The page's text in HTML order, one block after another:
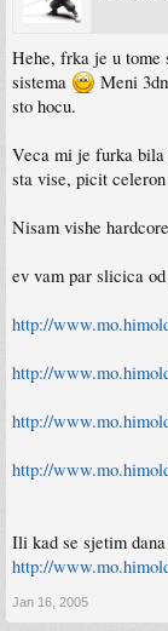
Hehe, frka je u
sistema
Meni
sto hocu.
Veca mi je furka bila
sta vise, picit
Nisam vishe hardcore
ev vam par slicica
http://
http://
http://
http://
Ili kad se sjetim
http://
Jan 16, 2005